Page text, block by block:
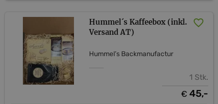
Hummel´s Kaffeebox (inkl.
Versand AT)
Hummel’s Backmanufactur
1 Stk.
€ 45,-